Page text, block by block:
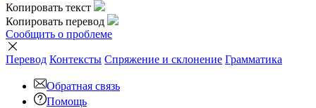
Копировать текст
Копировать перевод
Сообщить о проблеме
Перевод Контексты Спряжение и склонение Грамматика
Обратная связь
Помощь